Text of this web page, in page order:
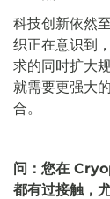
科技创新依然
织正在意识到
求的同时扩大
就需要更强大
合。
问：您在
都有过接触，